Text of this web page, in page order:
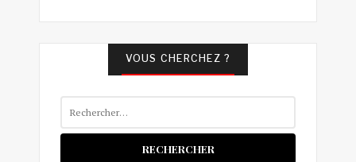
VOUS CHERCHEZ ?